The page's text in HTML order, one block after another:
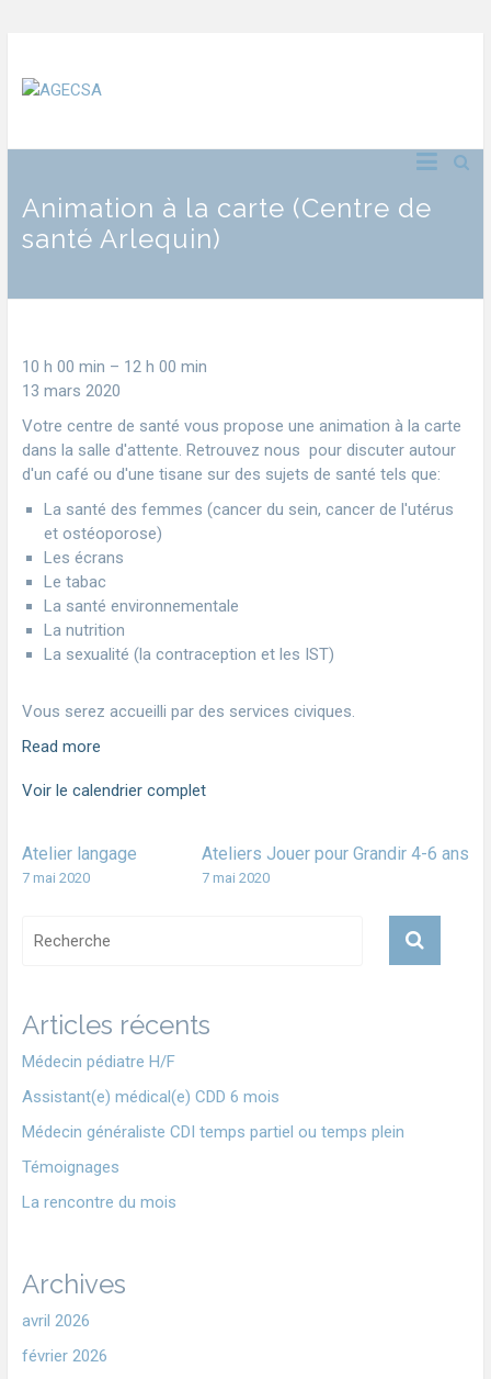
Animation à la carte (Centre de
santé Arlequin)
10 h 00 min – 12 h 00 min
13 mars 2020
Votre centre de santé vous propose une animation à la carte
dans la salle d'attente. Retrouvez nous pour discuter autour
d'un café ou d'une tisane sur des sujets de santé tels que:
La santé des femmes (cancer du sein, cancer de l'utérus
et ostéoporose)
Les écrans
Le tabac
La santé environnementale
La nutrition
La sexualité (la contraception et les IST)
Vous serez accueilli par des services civiques.
Read more
Voir le calendrier complet
Atelier langage
7 mai 2020
Ateliers Jouer pour Grandir 4-6 ans
7 mai 2020
Articles récents
Médecin pédiatre H/F
Assistant(e) médical(e) CDD 6 mois
Médecin généraliste CDI temps partiel ou temps plein
Témoignages
La rencontre du mois
Archives
avril 2026
février 2026